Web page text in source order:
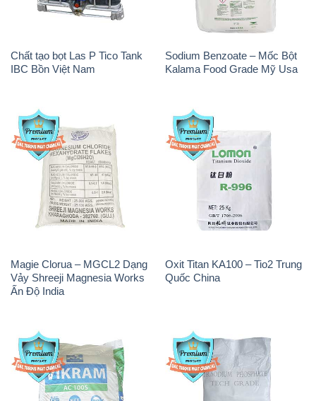
Chất tạo bọt Las P Tico Tank
IBC Bồn Việt Nam
Sodium Benzoate – Mốc Bột
Kalama Food Grade Mỹ Usa
Magie Clorua – MGCL2 Dạng
Vảy Shreeji Magnesia Works
Ấn Độ India
Oxit Titan KA100 – Tio2 Trung
Quốc China